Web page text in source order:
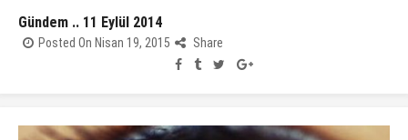
Gündem .. 11 Eylül 2014
Posted On Nisan 19, 2015 Share